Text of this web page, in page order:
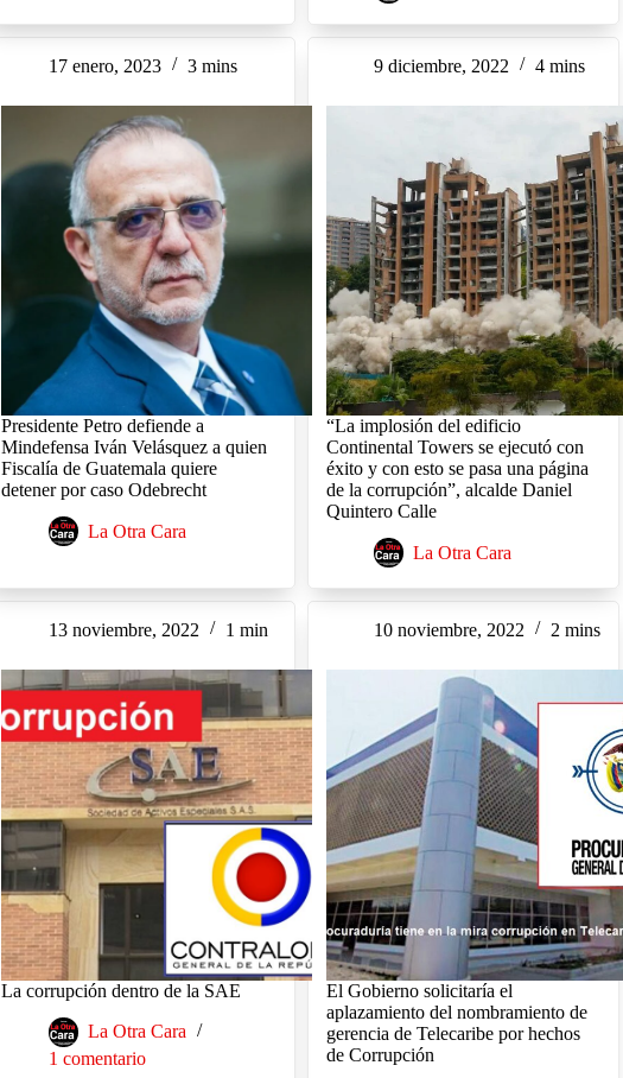
17 enero, 2023 3 mins
Presidente Petro defiende a
Mindefensa Iván Velásquez a quien
Fiscalía de Guatemala quiere
detener por caso Odebrecht
La Otra Cara
9 diciembre, 2022 4 mins
“La implosión del edificio
Continental Towers se ejecutó con
éxito y con esto se pasa una página
de la corrupción”, alcalde Daniel
Quintero Calle
La Otra Cara
13 noviembre, 2022 1 min
La corrupción dentro de la SAE
La Otra Cara
1 comentario
10 noviembre, 2022 2 mins
El Gobierno solicitaría el
aplazamiento del nombramiento de
gerencia de Telecaribe por hechos
de Corrupción